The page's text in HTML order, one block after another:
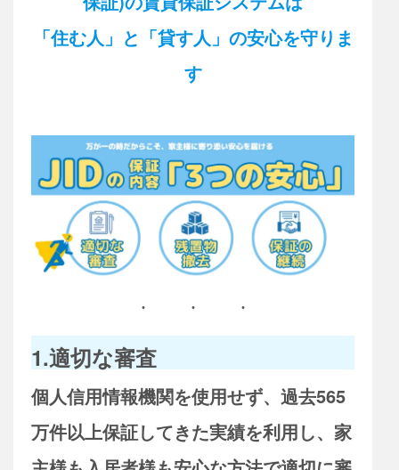
「住む人」と「貸す人」の安心を守りま
す
1.適切な審査
個人信用情報機関を使用せず、過去565
万件以上保証してきた実績を利用し、家